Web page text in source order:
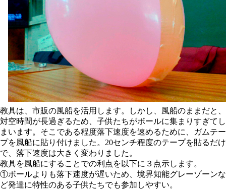
教具は、市販の風船を活用します。しかし、風船のままだと、
対空時間が長過ぎるため、子供たちがボールに集まりすぎてし
まいます。そこである程度落下速度を速めるために、ガムテー
プを風船に貼り付けました。20センチ程度のテープを貼るだけ
で、落下速度は大きく変わりました。
教具を風船にすることでの利点を以下に３点示します。
①ボールよりも落下速度が遅いため、境界知能グレーゾーンな
ど発達に特性のある子供たちでも参加しやすい。